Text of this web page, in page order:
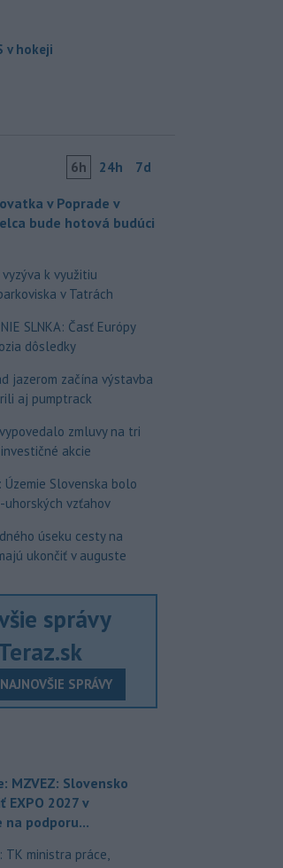
v hokeji
6h 24h 7d
v Poprade v
bude hotová budúci
vyzýva k využitiu
v Tatrách
SLNKA: Časť Európy
dôsledky
jazerom začína výstavba
aj pumptrack
zmluvy na tri
akcie
Územie Slovenska bolo
uhorských vzťahov
úseku cesty na
ukončiť v auguste
správy
SPRÁVY
MZVEZ: Slovensko
EXPO 2027 v
na podporu...
TK ministra práce,